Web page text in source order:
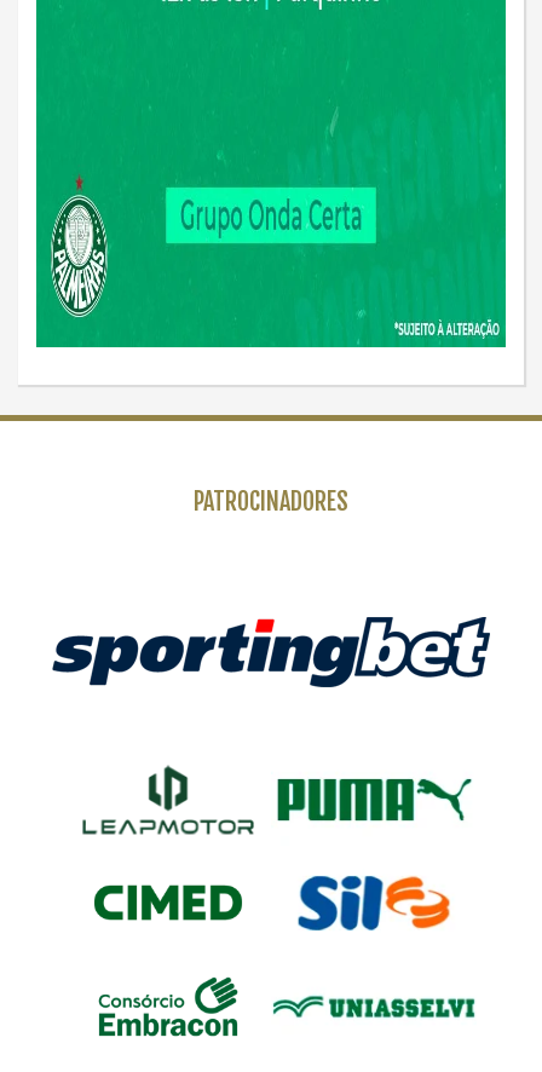
PATROCINADORES